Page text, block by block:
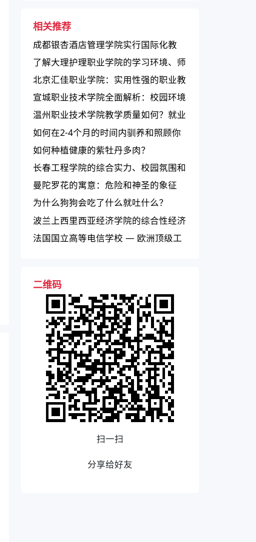
相关推荐
成都银杏酒店管理学院实行国际化教
学，学生评价整体较好，但教学难度较
大
了解大理护理职业学院的学习环境、师
资力量和教学质量
北京汇佳职业学院：实用性强的职业教
育培养者
宣城职业技术学院全面解析：校园环境
优美、教育质量高、师资力量雄厚
温州职业技术学院教学质量如何？就业
情况如何？
如何在2-4个月的时间内驯养和照顾你
的边境牧羊犬？
如何种植健康的紫牡丹多肉？
长春工程学院的综合实力、校园氛围和
学科设置如何？
曼陀罗花的寓意：危险和神圣的象征
为什么狗狗会吃了什么就吐什么？
波兰上西里西亚经济学院的综合性经济
学教育资源和学术课程评价
法国国立高等电信学校 — 欧洲顶级工
二维码
扫一扫
分享给好友